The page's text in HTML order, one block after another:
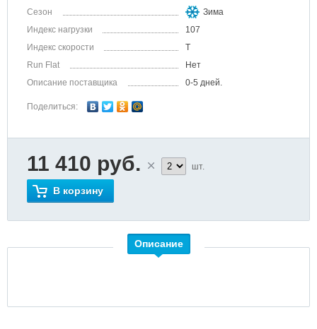
Сезон
Зима
Индекс нагрузки
107
Индекс скорости
T
Run Flat
Нет
Описание поставщика
0-5 дней.
Поделиться:
11 410 руб. шт.
В корзину
Описание